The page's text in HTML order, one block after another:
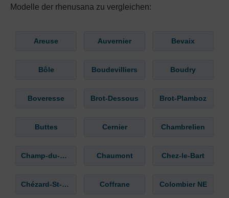
Modelle der rhenusana zu vergleichen:
Areuse Auvernier Bevaix
Bôle Boudevilliers Boudry
Boveresse Brot-Dessous Brot-Plamboz
Buttes Cernier Chambrelien
Champ-du-Moulin Chaumont Chez-le-Bart
Chézard-St-Martin Coffrane Colombier NE